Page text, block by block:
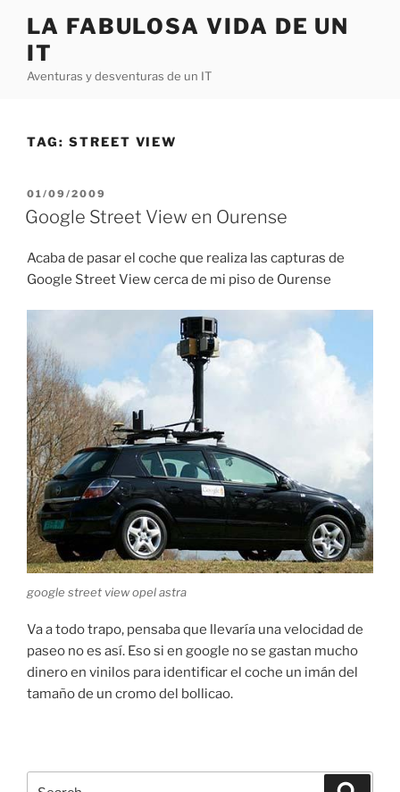
content
LA FABULOSA VIDA DE UN
IT
Aventuras y desventuras de un IT
TAG: STREET VIEW
POSTED
ON
01/09/2009
Google Street View en Ourense
Acaba de pasar el coche que realiza las capturas de
Google Street View cerca de mi piso de Ourense
google street view opel astra
Va a todo trapo, pensaba que llevaría una velocidad de
paseo no es así. Eso si en google no se gastan mucho
dinero en vinilos para identificar el coche un imán del
tamaño de un cromo del bollicao.